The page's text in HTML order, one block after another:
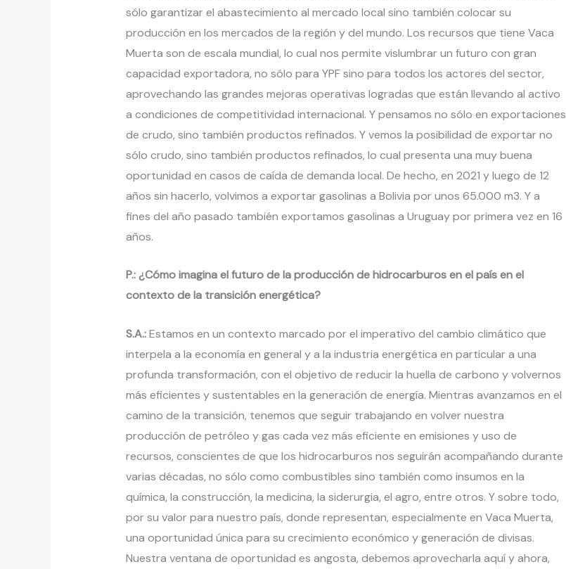
sólo garantizar el abastecimiento al mercado local sino también colocar su
producción en los mercados de la región y del mundo. Los recursos que tiene Vaca
Muerta son de escala mundial, lo cual nos permite vislumbrar un futuro con gran
capacidad exportadora, no sólo para YPF sino para todos los actores del sector,
aprovechando las grandes mejoras operativas logradas que están llevando al activo
a condiciones de competitividad internacional. Y pensamos no sólo en exportaciones
de crudo, sino también productos refinados. Y vemos la posibilidad de exportar no
sólo crudo, sino también productos refinados, lo cual presenta una muy buena
oportunidad en casos de caída de demanda local. De hecho, en 2021 y luego de 12
años sin hacerlo, volvimos a exportar gasolinas a Bolivia por unos 65.000 m3. Y a
fines del año pasado también exportamos gasolinas a Uruguay por primera vez en 16
años.
P.: ¿Cómo imagina el futuro de la producción de hidrocarburos en el país en el
contexto de la transición energética?
S.A.:Estamos en un contexto marcado por el imperativo del cambio climático que
interpela a la economía en general y a la industria energética en particular a una
profunda transformación, con el objetivo de reducir la huella de carbono y volvernos
más eficientes y sustentables en la generación de energía. Mientras avanzamos en el
camino de la transición, tenemos que seguir trabajando en volver nuestra
producción de petróleo y gas cada vez más eficiente en emisiones y uso de
recursos, conscientes de que los hidrocarburos nos seguirán acompañando durante
varias décadas, no sólo como combustibles sino también como insumos en la
química, la construcción, la medicina, la siderurgia, el agro, entre otros. Y sobre todo,
por su valor para nuestro país, donde representan, especialmente en Vaca Muerta,
una oportunidad única para su crecimiento económico y generación de divisas.
Nuestra ventana de oportunidad es angosta, debemos aprovecharla aquí y ahora,